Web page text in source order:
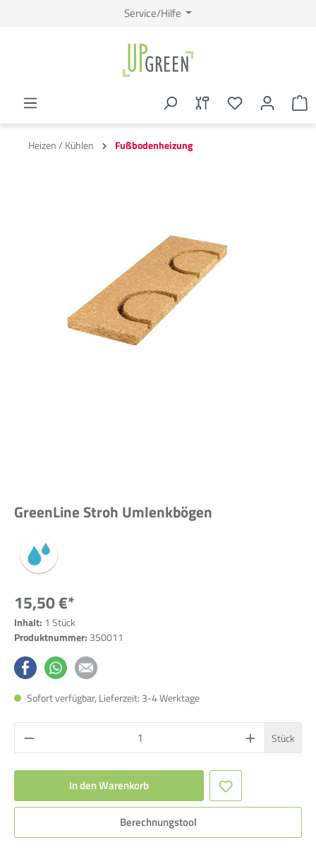
Service/Hilfe
Heizen / Kühlen Fußbodenheizung
GreenLine Stroh Umlenkbögen
15,50 €*
Inhalt: 1 Stück
Produktnummer: 350011
Sofort verfügbar, Lieferzeit: 3-4 Werktage
Stück
In den Warenkorb
Berechnungstool